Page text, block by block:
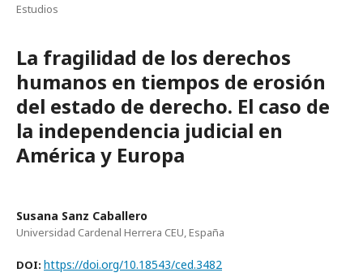
Estudios
La fragilidad de los derechos
humanos en tiempos de erosión
del estado de derecho. El caso de
la independencia judicial en
América y Europa
Susana Sanz Caballero
Universidad Cardenal Herrera CEU, España
DOI: https://doi.org/10.18543/ced.3482